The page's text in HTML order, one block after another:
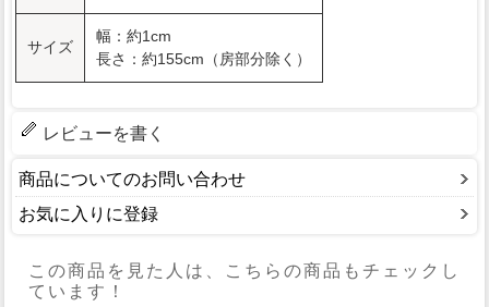
サイズ
幅：約1cm
長さ：約155cm（房部分除く）
レビューを書く
商品についてのお問い合わせ
お気に入りに登録
この商品を見た人は、こちらの商品もチェックし
ています！